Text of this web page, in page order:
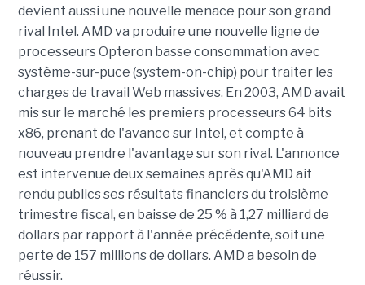
devient aussi une nouvelle menace pour son grand
rival Intel. AMD va produire une nouvelle ligne de
processeurs Opteron basse consommation avec
système-sur-puce (system-on-chip) pour traiter les
charges de travail Web massives. En 2003, AMD avait
mis sur le marché les premiers processeurs 64 bits
x86, prenant de l'avance sur Intel, et compte à
nouveau prendre l'avantage sur son rival. L'annonce
est intervenue deux semaines après qu'AMD ait
rendu publics ses résultats financiers du troisième
trimestre fiscal, en baisse de 25 % à 1,27 milliard de
dollars par rapport à l'année précédente, soit une
perte de 157 millions de dollars. AMD a besoin de
réussir.